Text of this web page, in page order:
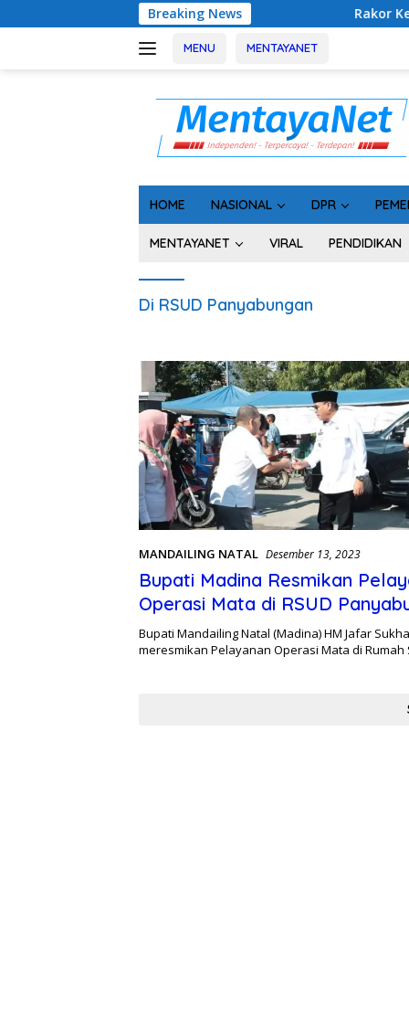
ke
Breaking News Rakor Kepala Desa
MENU MENTAYANET
HOME NASIONAL DPR
MENTAYANET VIRAL PENDIDIKAN
Di RSUD Panyabungan
MANDAILING NATAL Desember 13, 2023
Bupati Madina Resmikan
Operasi Mata di RSUD
Bupati Mandailing Natal (Madina) HM Jafar
meresmikan Pelayanan Operasi Mata di